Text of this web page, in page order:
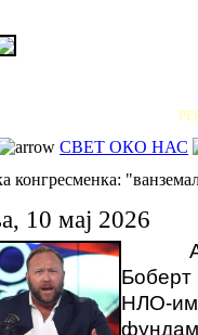
СВЕТ ОКО НАС
конгресменка:
10 мај 2026
НЛО-